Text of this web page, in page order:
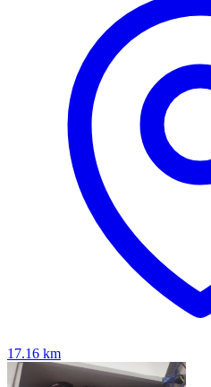
17.16 km